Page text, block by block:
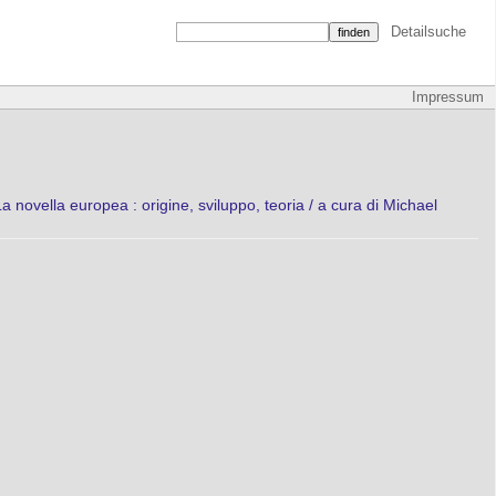
Detailsuche
Impressum
novella europea : origine, sviluppo, teoria / a cura di Michael